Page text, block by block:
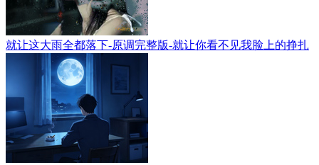
就让这大雨全都落下-原调完整版-就让你看不见我脸上的挣扎